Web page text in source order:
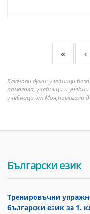
« ‹
Ключови думи: учебници
помагала, учебници и
учебници от Мон,помагала
Български език
Тренировъчни
български език за 1.